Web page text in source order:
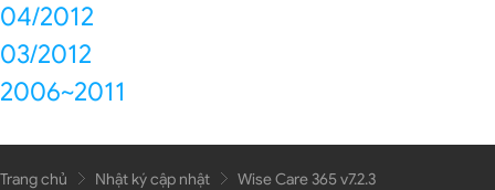
04/2012
03/2012
2006~2011
Trang chủ Nhật ký cập nhật Wise Care 365 v7.2.3